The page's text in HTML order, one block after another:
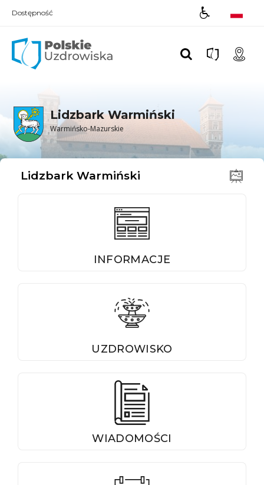
Dostępność
Lidzbark Warmiński
Warmińsko-Mazurskie
Lidzbark Warmiński
INFORMACJE
UZDROWISKO
WIADOMOŚCI